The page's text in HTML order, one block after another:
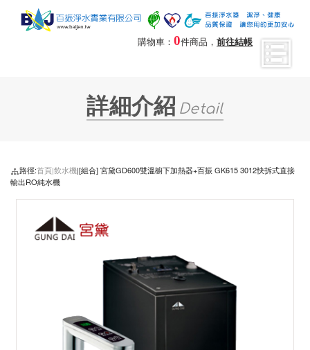
購物車： 0件商品， 前往結帳
詳細介紹 Detail
路徑:首頁|飲水機|[組合] 宮黛GD600雙溫櫥下加熱器+百振 GK615 3012快拆式直接
輸出RO純水機